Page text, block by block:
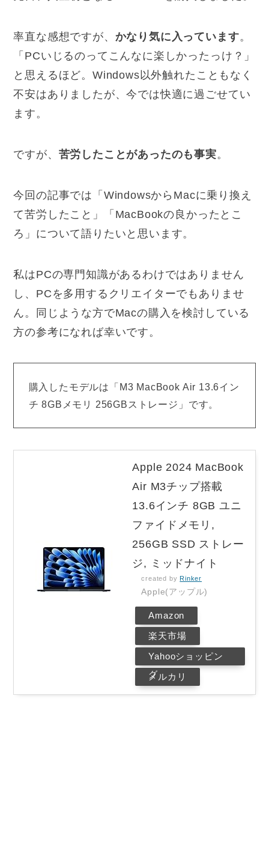
率直な感想ですが、 かなり気に入っています。
「PCいじるのってこんなに楽しかったっけ？」
と思えるほど。Windows以外触れたこともなく
不安はありましたが、今では快適に過ごせてい
ます。
ですが、 苦労したことがあったのも事実。
今回の記事では「WindowsからMacに乗り換え
て苦労したこと」「MacBookの良かったとこ
ろ」について語りたいと思います。
私はPCの専門知識があるわけではありません
し、PCを多用するクリエイターでもありませ
ん。同じような方でMacの購入を検討している
方の参考になれば幸いです。
購入したモデルは「M3 MacBook Air 13.6イン
チ 8GBメモリ 256GBストレージ」です。
Apple 2024 MacBook
Air M3チップ搭載
13.6インチ 8GB ユニ
ファイドメモリ,
256GB SSD ストレー
ジ, ミッドナイト
created byRinker
Apple(アップル)
Amazon
楽天市場
Yahooショッピン
グ
メルカリ